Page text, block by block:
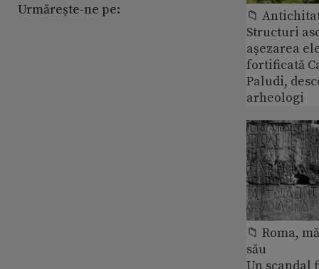
Urmărește-ne pe:
📁
Structuri
așezarea
fortificată
Paludi,
arheologi
📁 Roma,
său
Un scandal